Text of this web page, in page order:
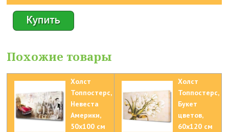
Похожие товары
Холст
Топпостерс,
Невеста
Америки,
50х100 см
Холст
Топпостерс,
Букет
цветов,
60х120 см